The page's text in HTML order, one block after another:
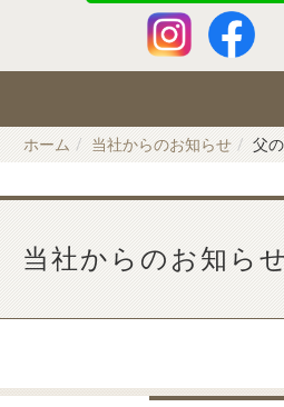
ホーム 当社からのお知らせ 父
当社からのお知らせ